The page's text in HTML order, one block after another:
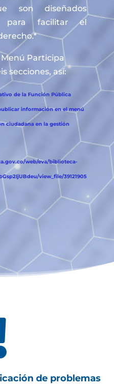
son diseñados
para facilitar el
Participa
secciones, así:
de la Función Pública
información en el menú
ciudadana en la gestión
web/eva/biblioteca-
view_file/39121905
de problemas